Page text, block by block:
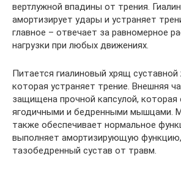
вертлужной впадины от трения.
амортизирует удары и устраняет
главное – отвечает за равномерное
нагрузки при любых движениях.
Питается гиалиновый хрящ
которая устраняет трение. Внешняя
защищена прочной капсулой, которая
ягодичными и бедренными мышцами.
также обеспечивает нормальное
выполняет амортизирующую
тазобедренный сустав от травм.